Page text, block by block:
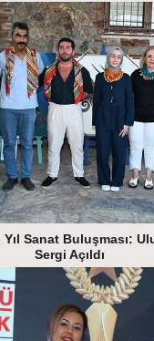
Sanat Buluşması:
Sergi Açıldı